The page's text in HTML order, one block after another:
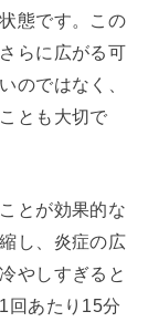
態です。この
らに広がる可
のではなく、
とも大切で
とが効果的な
し、炎症の広
やしすぎると
回あたり15分